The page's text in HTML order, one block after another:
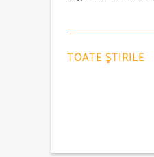
TOATE ŞTIRILE